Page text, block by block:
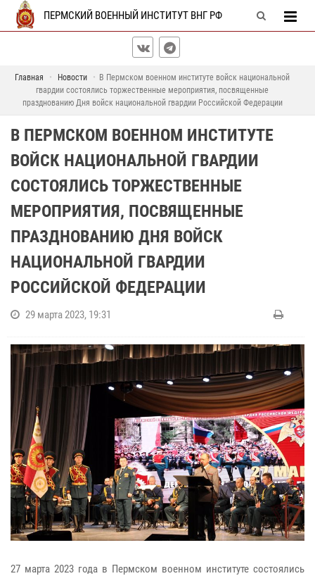
ПЕРМСКИЙ ВОЕННЫЙ ИНСТИТУТ ВНГ РФ
Главная Новости
В Пермском военном институте войск национальной
гвардии состоялись торжественные мероприятия, посвященные
празднованию Дня войск национальной гвардии Российской Федерации
В ПЕРМСКОМ ВОЕННОМ ИНСТИТУТЕ
ВОЙСК НАЦИОНАЛЬНОЙ ГВАРДИИ
СОСТОЯЛИСЬ ТОРЖЕСТВЕННЫЕ
МЕРОПРИЯТИЯ, ПОСВЯЩЕННЫЕ
ПРАЗДНОВАНИЮ ДНЯ ВОЙСК
НАЦИОНАЛЬНОЙ ГВАРДИИ
РОССИЙСКОЙ ФЕДЕРАЦИИ
29 марта 2023, 19:31
27 марта 2023 года в Пермском военном институте состоялись